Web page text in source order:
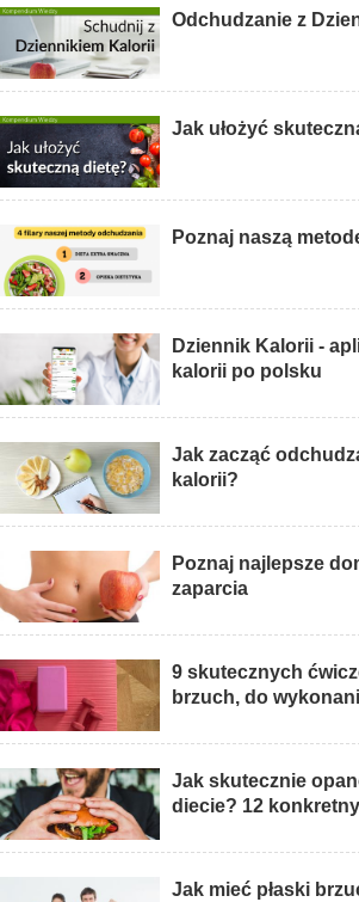
Odchudzanie z
Jak ułożyć
Poznaj naszą
Dziennik Kalorii -
kalorii po polsku
Jak zacząć
kalorii?
Poznaj najlepsze
zaparcia
9 skutecznych
brzuch, do
Jak skutecznie
diecie? 12
Jak mieć płaski